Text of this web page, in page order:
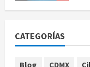
CATEGORÍAS
Blog CDMX